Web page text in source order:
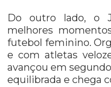
Do outro lado, o
melhores
futebol feminino.
e com atletas
avançou em
equilibrada e chega